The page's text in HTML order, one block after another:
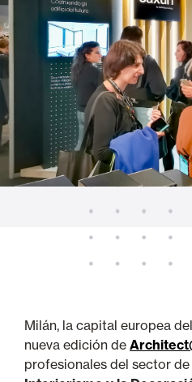
Milán, la capital europea
nueva edición de
profesionales del sector de